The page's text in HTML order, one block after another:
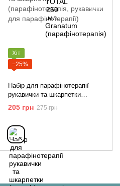
Хіт
−25%
Набір для парафінотерапії
рукавички та шкарпетки
(парафінотерапія, рукавички
для парафінотерапії)
205 грн 275 грн